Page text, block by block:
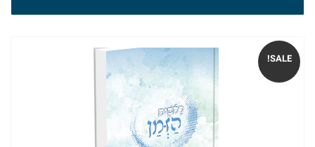
SALE!